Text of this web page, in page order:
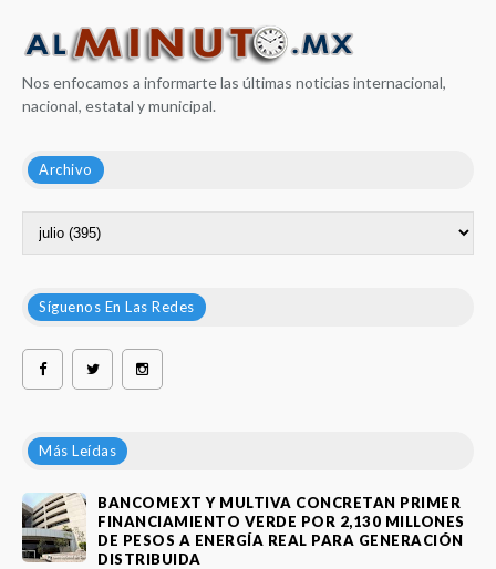
Nos enfocamos a informarte las últimas noticias internacional,
nacional, estatal y municipal.
Archivo
Síguenos En Las Redes
Más Leídas
BANCOMEXT Y MULTIVA CONCRETAN PRIMER
FINANCIAMIENTO VERDE POR 2,130 MILLONES
DE PESOS A ENERGÍA REAL PARA GENERACIÓN
DISTRIBUIDA